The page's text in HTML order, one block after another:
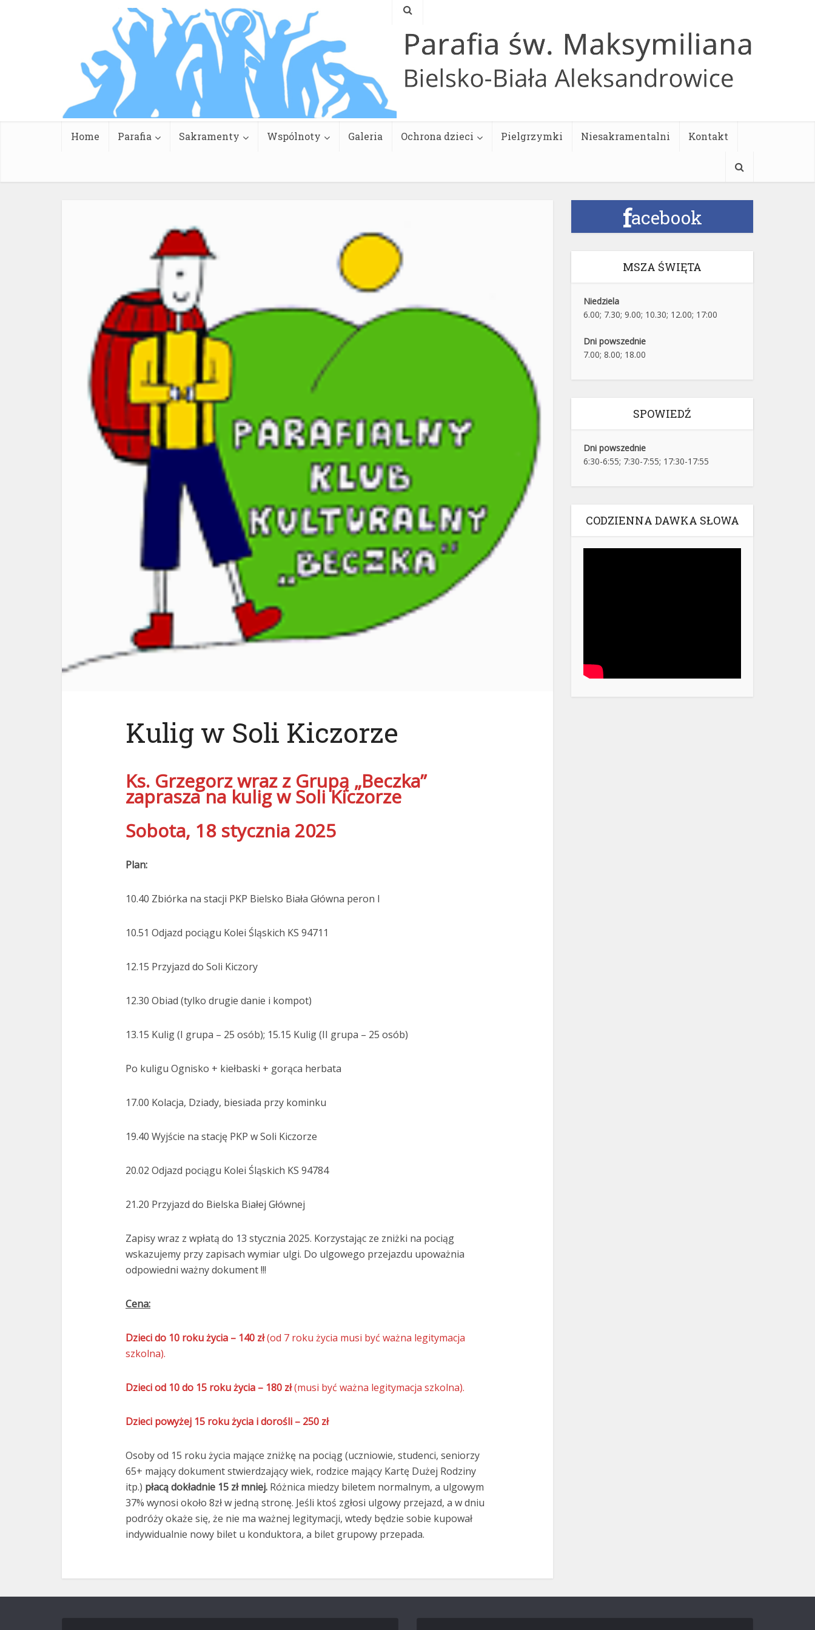
Home Parafia Sakramenty Wspólnoty Galeria Ochrona dzieci Pielgrzymki Niesakramentalni Kontakt
Kulig w Soli Kiczorze
Ks. Grzegorz wraz z Grupą „Beczka”
zaprasza na kulig w Soli Kiczorze
Sobota, 18 stycznia 2025
Plan:
10.40 Zbiórka na stacji PKP Bielsko Biała Główna peron I
10.51 Odjazd pociągu Kolei Śląskich KS 94711
12.15 Przyjazd do Soli Kiczory
12.30 Obiad (tylko drugie danie i kompot)
13.15 Kulig (I grupa – 25 osób); 15.15 Kulig (II grupa – 25 osób)
Po kuligu Ognisko + kiełbaski + gorąca herbata
17.00 Kolacja, Dziady, biesiada przy kominku
19.40 Wyjście na stację PKP w Soli Kiczorze
20.02 Odjazd pociągu Kolei Śląskich KS 94784
21.20 Przyjazd do Bielska Białej Głównej
Zapisy wraz z wpłatą do 13 stycznia 2025. Korzystając ze zniżki na pociąg
wskazujemy przy zapisach wymiar ulgi. Do ulgowego przejazdu upoważnia
odpowiedni ważny dokument !!!
Cena:
Dzieci do 10 roku życia – 140 zł(od 7 roku życia musi być ważna legitymacja
szkolna).
Dzieci od 10 do 15 roku życia – 180 zł(musi być ważna legitymacja szkolna).
Dzieci powyżej 15 roku życia i dorośli – 250 zł
Osoby od 15 roku życia mające zniżkę na pociąg (uczniowie, studenci, seniorzy
65+ mający dokument stwierdzający wiek, rodzice mający Kartę Dużej Rodziny
itp.) płacą dokładnie 15 zł mniej. Różnica miedzy biletem normalnym, a ulgowym
37% wynosi około 8zł w jedną stronę. Jeśli ktoś zgłosi ulgowy przejazd, a w dniu
podróży okaże się, że nie ma ważnej legitymacji, wtedy będzie sobie kupował
indywidualnie nowy bilet u konduktora, a bilet grupowy przepada.
facebook
MSZA ŚWIĘTA
Niedziela
6.00; 7.30; 9.00; 10.30; 12.00; 17:00
Dni powszednie
7.00; 8.00; 18.00
SPOWIEDŹ
Dni powszednie
6:30-6:55; 7:30-7:55; 17:30-17:55
CODZIENNA DAWKA SŁOWA